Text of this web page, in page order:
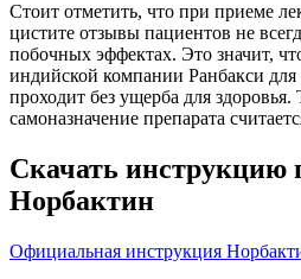
Стоит отметить, что при приеме
цистите отзывы пациентов не
побочных эффектах. Это значит,
индийской компании Ранбакси
проходит без ущерба для здоровья.
самоназначение препарата
Скачать инструкцию
Норбактин
Официальная инструкция